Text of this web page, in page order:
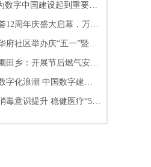
“数据库”为数字中国建设起到重要支撑作用
长沙方圆荟12周年庆盛大启幕，万人齐聚掀起城市热潮
运城鼎鑫华府社区举办庆“五一”暨“锦绣中华文化园”开园活动
郑东新区圃田乡：开展节后燃气安全排查行动
乘建筑业数字化浪潮 中国数字建筑峰会2023即将开幕
全民清洁消毒意识提升 稳健医疗“55护手节”倡导关注手卫生